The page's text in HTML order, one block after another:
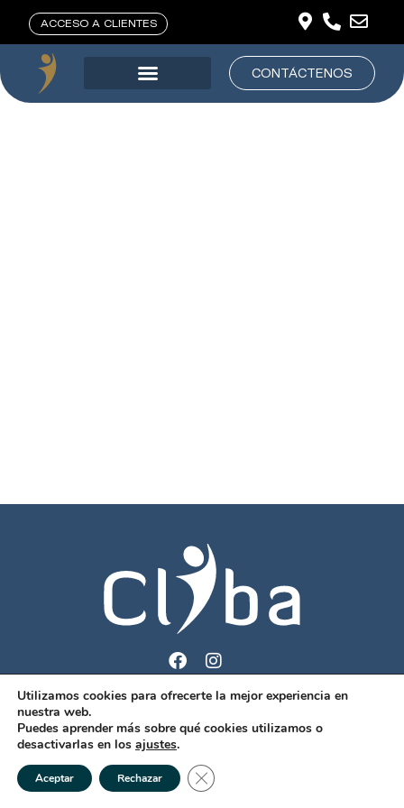
ACCESO A CLIENTES
CONTÁCTENOS
info@cliba.com
+1 (829) 420-2012
COPYRIGHT © 2022. TODOS LOS DERECHOS RESERVADOS CLIBA
Utilizamos cookies para ofrecerte la mejor experiencia en
nuestra web.
Puedes aprender más sobre qué cookies utilizamos o
desactivarlas en los ajustes.
Aceptar Rechazar Cerrar el banner de cookies RGPD